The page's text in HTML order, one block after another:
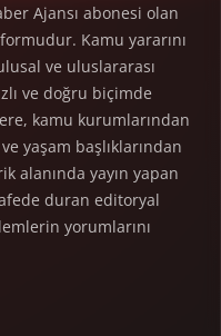
Ajansı abonesi olan
Kamu yararını
ve uluslararası
ve doğru biçimde
kamu kurumlarından
yaşam başlıklarından
alanında yayın yapan
duran editoryal
yorumlarını